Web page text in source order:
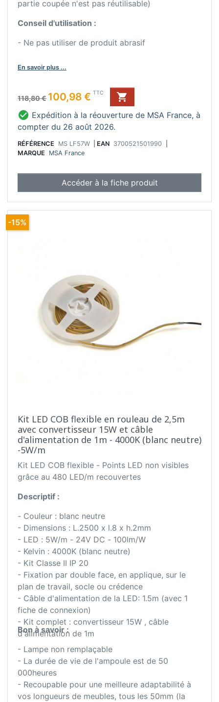
partie coupée n'est pas réutilisable)
Conseil d'utilisation :
- Ne pas utiliser de produit abrasif
En savoir plus ...
Prix de base
118,80 €
Prix 100,98 € TTC

 Expédition à la réouverture de MSA France, à
compter du 26 août 2026.
RÉFÉRENCE MS LF57W EAN 3700521501990
MARQUE
MSA France
Accéder à la fiche produit
Kit LED COB flexible en rouleau de 2,5m
avec convertisseur 15W et câble
d'alimentation de 1m - 4000K (blanc neutre)
-5W/m
Kit LED COB flexible - Points LED non visibles
grâce au 480 LED/m recouvertes
Descriptif :
- Couleur : blanc neutre
- Dimensions : L.2500 x l.8 x h.2mm
- LED : 5W/m - 24V DC - 100lm/W
- Kelvin : 4000K (blanc neutre)
- Kit Classe II IP 20
- Fixation par double face, en applique, sur le
plan de travail, socle ou crédence
- Câble d'alimentation de la LED: 1.5m (avec 1
fiche de connexion)
- Kit complet : convertisseur 15W , câble
d'alimentation de 1m
Bon à savoir :
- Lampe non remplaçable
- La durée de vie de l'ampoule est de 50
000heures
- Recoupable pour une meilleure adaptabilité à
vos longueurs de meubles, tous les 50mm (la
-15%